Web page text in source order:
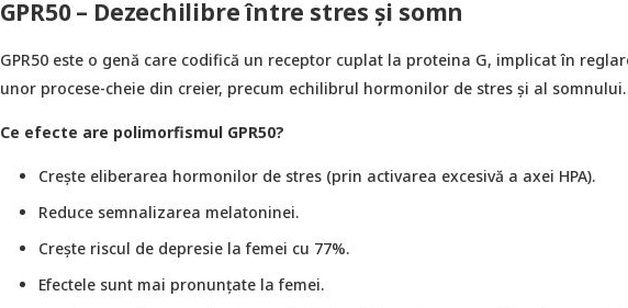
GPR50 – Dezechilibre între stres și somn
GPR50 este o genă care codifică un receptor cuplat la proteina G, implicat în
unor procese-cheie din creier, precum echilibrul hormonilor de stres și al somnului.
Ce efecte are polimorfismul GPR50?
Crește eliberarea hormonilor de stres (prin activarea excesivă a axei HPA).
Reduce semnalizarea melatoninei.
Crește riscul de depresie la femei cu 77%.
Efectele sunt mai pronunțate la femei.